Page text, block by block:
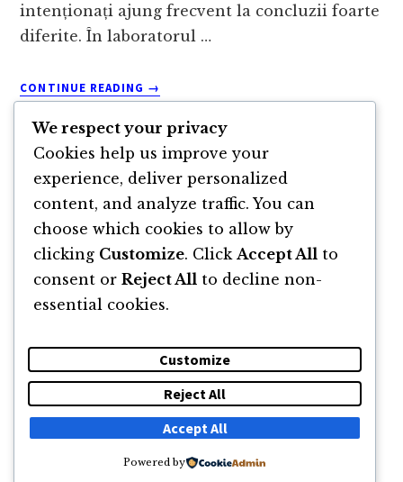
intenționați ajung frecvent la concluzii foarte
diferite. În laboratorul …
CONTINUE READING
ABOUT
CUM
AJUNGEM
CREDEM
CĂ
CEILALȚI
GREȘESC
DOAR
NOI
AVEM
RADU
ATANASIU
→
Page
1 Page
2 Page
3
Interim
pages
omitted
… Page
153
Go
to
Next Page »
DESPRE NEWSLETTER CĂUTARE CONTACT
© 2011 -2026 TOATE DREPTURILE REZERVATE FLORIN ROȘOGA
We respect your privacy
Cookies help us improve your
experience, deliver personalized
content, and analyze traffic. You can
choose which cookies to allow by
clicking Customize. Click Accept All to
consent or Reject All to decline non-
essential cookies.
Customize
Reject All
Accept All
Powered by